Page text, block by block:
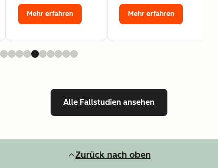
Mehr erfahren Mehr erfahren
Alle Fallstudien ansehen
Zurück nach oben